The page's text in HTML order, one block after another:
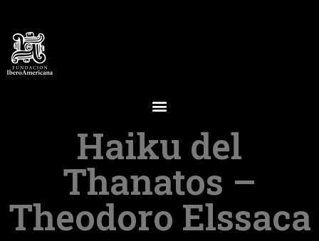
Haiku del
Thanatos –
Theodoro Elssaca